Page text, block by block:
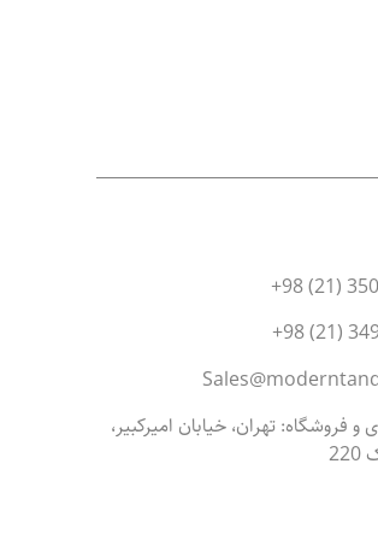
فروشگاه: تهران، خیابان امیرکبیر،